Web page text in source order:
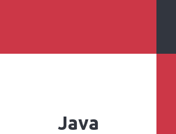
Java